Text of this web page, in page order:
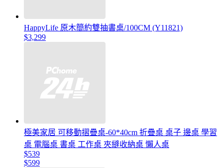
HappyLife 原木簡約雙抽書桌/100CM (Y11821)
$3,299
極美家居 可移動摺疊桌-60*40cm 折疊桌 桌子 邊桌 學習
桌 電腦桌 書桌 工作桌 夾縫收納桌 懶人桌
$539
$599